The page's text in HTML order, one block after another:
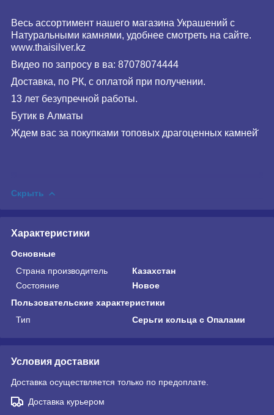
Весь ассортимент нашего магазина Украшений с
Натуральными камнями, удобнее смотреть на сайте.
www.thaisilver.kz
Видео по запросу в ва: 87078074444
Доставка, по РК, с оплатой при получении.
13 лет безупречной работы.
Бутик в Алматы
Ждем вас за покупками топовых драгоценных камней̆
Скрыть
Характеристики
Основные
Страна производитель
Казахстан
Состояние
Новое
Пользовательские характеристики
Тип
Серьги кольца с Опалами
Условия доставки
Доставка осуществляется только по предоплате.
Доставка курьером